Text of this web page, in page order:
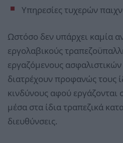
Υπηρεσίες τυχερών
Ωστόσο δεν υπάρχει καμία
εργολαβικούς
εργαζόμενους ασφαλιστικών
διατρέχουν προφανώς τους
κινδύνους αφού εργάζονται
μέσα στα ίδια τραπεζικά
διευθύνσεις.